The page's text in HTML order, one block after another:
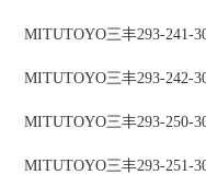
MITUTOYO三丰293-241-
MITUTOYO三丰293-242-
MITUTOYO三丰293-250-
MITUTOYO三丰293-251-